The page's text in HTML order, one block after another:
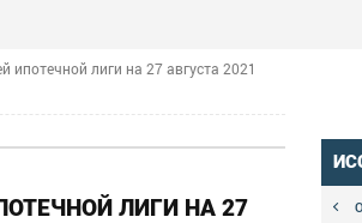
ипотечной лиги на 27 августа 2021
ЛИГИ НА 27